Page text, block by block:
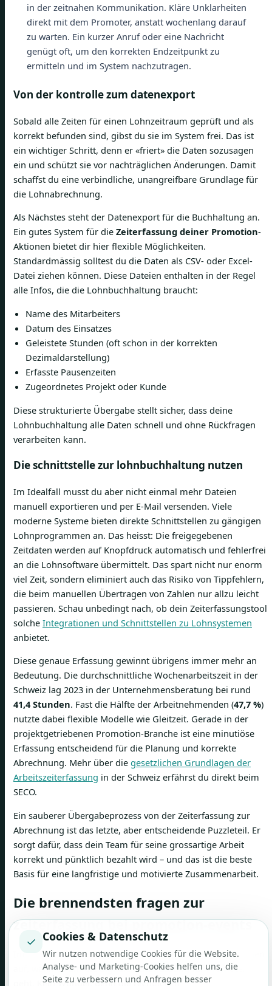
in der zeitnahen Kommunikation. Kläre Unklarheiten
direkt mit dem Promoter, anstatt wochenlang darauf
zu warten. Ein kurzer Anruf oder eine Nachricht
genügt oft, um den korrekten Endzeitpunkt zu
ermitteln und im System nachzutragen.
Von der kontrolle zum datenexport
Sobald alle Zeiten für einen Lohnzeitraum geprüft und als
korrekt befunden sind, gibst du sie im System frei. Das ist
ein wichtiger Schritt, denn er «friert» die Daten sozusagen
ein und schützt sie vor nachträglichen Änderungen. Damit
schaffst du eine verbindliche, unangreifbare Grundlage für
die Lohnabrechnung.
Als Nächstes steht der Datenexport für die Buchhaltung an.
Ein gutes System für die Zeiterfassung deiner Promotion-
Aktionen bietet dir hier flexible Möglichkeiten.
Standardmässig solltest du die Daten als CSV- oder Excel-
Datei ziehen können. Diese Dateien enthalten in der Regel
alle Infos, die die Lohnbuchhaltung braucht:
Name des Mitarbeiters
Datum des Einsatzes
Geleistete Stunden (oft schon in der korrekten
Dezimaldarstellung)
Erfasste Pausenzeiten
Zugeordnetes Projekt oder Kunde
Diese strukturierte Übergabe stellt sicher, dass deine
Lohnbuchhaltung alle Daten schnell und ohne Rückfragen
verarbeiten kann.
Die schnittstelle zur lohnbuchhaltung nutzen
Im Idealfall musst du aber nicht einmal mehr Dateien
manuell exportieren und per E-Mail versenden. Viele
moderne Systeme bieten direkte Schnittstellen zu gängigen
Lohnprogrammen an. Das heisst: Die freigegebenen
Zeitdaten werden auf Knopfdruck automatisch und fehlerfrei
an die Lohnsoftware übermittelt. Das spart nicht nur enorm
viel Zeit, sondern eliminiert auch das Risiko von Tippfehlern,
die beim manuellen Übertragen von Zahlen nur allzu leicht
passieren. Schau unbedingt nach, ob dein Zeiterfassungstool
solche Integrationen und Schnittstellen zu Lohnsystemen
anbietet.
Diese genaue Erfassung gewinnt übrigens immer mehr an
Bedeutung. Die durchschnittliche Wochenarbeitszeit in der
Schweiz lag 2023 in der Unternehmensberatung bei rund
41,4 Stunden. Fast die Hälfte der Arbeitnehmenden (47,7 %)
nutzte dabei flexible Modelle wie Gleitzeit. Gerade in der
projektgetriebenen Promotion-Branche ist eine minutiöse
Erfassung entscheidend für die Planung und korrekte
Abrechnung. Mehr über die gesetzlichen Grundlagen der
Arbeitszeiterfassung in der Schweiz erfährst du direkt beim
SECO.
Ein sauberer Übergabeprozess von der Zeiterfassung zur
Abrechnung ist das letzte, aber entscheidende Puzzleteil. Er
sorgt dafür, dass dein Team für seine grossartige Arbeit
korrekt und pünktlich bezahlt wird – und das ist die beste
Basis für eine langfristige und motivierte Zusammenarbeit.
Die brennendsten fragen zur
zeiterfassung bei promotion-events
Im Agenturalltag tauchen immer wieder die gleichen Fragen
auf, wenn es um die digitale Zeiterfassung für Promoter
geht. Kein Wunder, denn die rechtlichen
✓ Cookies & Datenschutz
Wir nutzen notwendige Cookies für die Website.
Analyse- und Marketing-Cookies helfen uns, die
Seite zu verbessern und Anfragen besser